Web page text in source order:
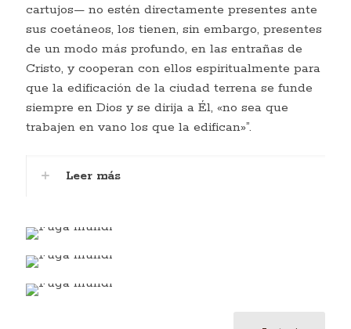
cartujos— no estén directamente presentes ante
sus coetáneos, los tienen, sin embargo, presentes
de un modo más profundo, en las entrañas de
Cristo, y cooperan con ellos espiritualmente para
que la edificación de la ciudad terrena se funde
siempre en Dios y se dirija a Él, «no sea que
trabajen en vano los que la edifican»”.
Leer más